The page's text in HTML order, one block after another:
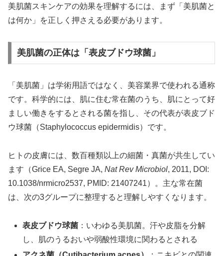
美肌菌スキンケアの効果を理解するには、まず「美肌菌と
は何か」を正しく押さえる必要があります。
美肌菌の正体は「表皮ブドウ球菌」
「美肌菌」は学術用語ではなく、美容業界で使われる通称
です。科学的には、肌に住む常在菌のうち、肌にとって好
ましい働きをするとされる菌を指し、その代表が表皮ブド
ウ球菌（Staphylococcus epidermidis）です。
ヒトの皮膚には、数百種類以上の細菌・真菌が共生してい
ます（Grice EA, Segre JA, Nat Rev Microbiol, 2011, DOI:
10.1038/nrmicro2537, PMID: 21407241）。主な常在菌
は、次の3グループに整理すると理解しやすくなります。
表皮ブドウ球菌 ：いわゆる美肌菌。汗や皮脂を分解
し、肌のうるおいや弱酸性環境に関わるとされる